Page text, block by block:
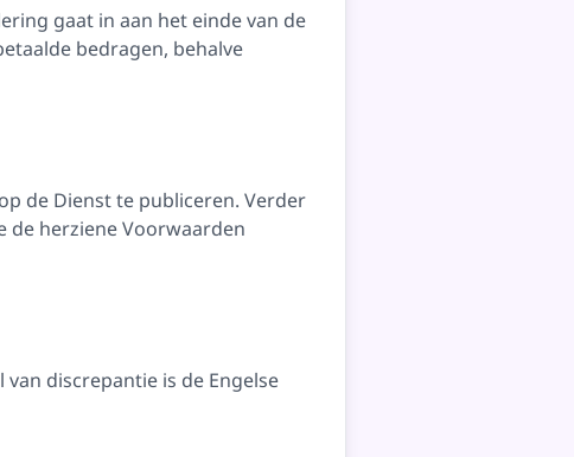
gaat in aan het einde van de
bedragen, behalve
de Dienst te publiceren. Verder
de herziene Voorwaarden
discrepantie is de Engelse